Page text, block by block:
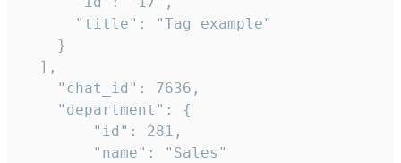
      "title": "Tag example"
    }
  ],
    "chat_id": 7636,
    "department": {
        "id": 281,
        "name": "Sales"